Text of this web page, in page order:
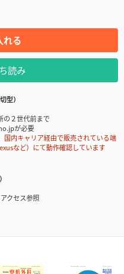
れる
読み
型）
の２世代前まで
が必要
内キャリア経由で販売されている端
など）にて動作確認しています
クセス参照